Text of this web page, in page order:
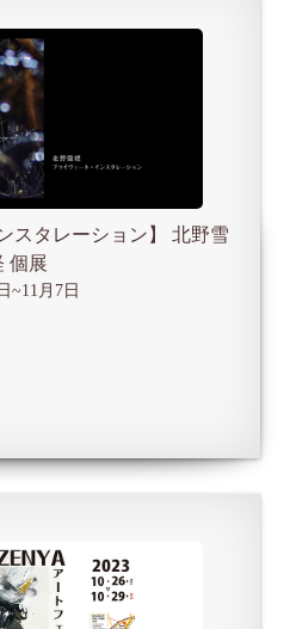
スタレーション】 北野雪
個展
~11月7日